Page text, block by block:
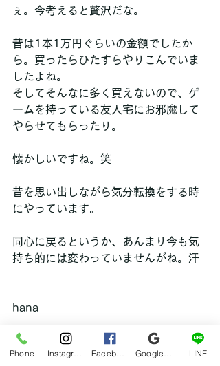
ぇ。今考えると贅沢だな。
昔は1本1万円ぐらいの金額でしたか
ら。買ったらひたすらやりこんでいま
したよね。
そしてそんなに多く買えないので、ゲ
ームを持っている友人宅にお邪魔して
やらせてもらったり。
懐かしいですね。笑
昔を思い出しながら気分転換をする時
にやっています。
同心に戻るというか、あんまり今も気
持ち的には変わっていませんがね。汗
hana
Phone LINE